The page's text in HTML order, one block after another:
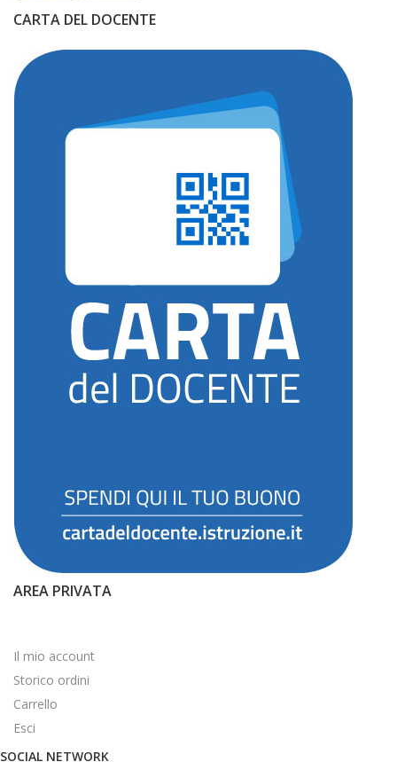
CARTA DEL DOCENTE
AREA PRIVATA
Il mio account
Storico ordini
Carrello
Esci
SOCIAL NETWORK